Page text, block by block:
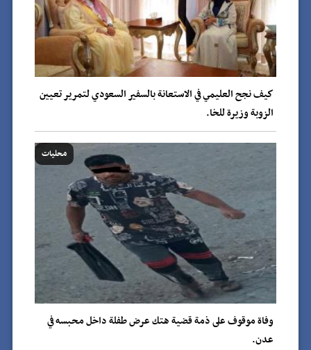
كيف نجح العليمي في الاستعانة بالسفير السعودي لتمرير تعيين
الزوبة وزيرة للخا.
محليات
وفاة موقوف على ذمة قضية هتك عرض طفلة داخل محبسه في
عدن.